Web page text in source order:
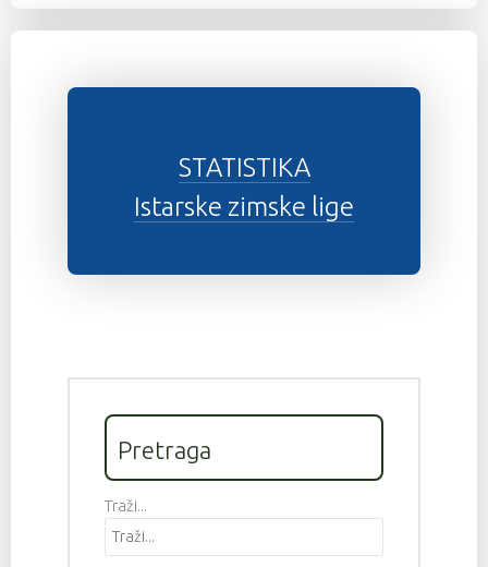
STATISTIKA
Istarske zimske lige
Pretraga
Traži...